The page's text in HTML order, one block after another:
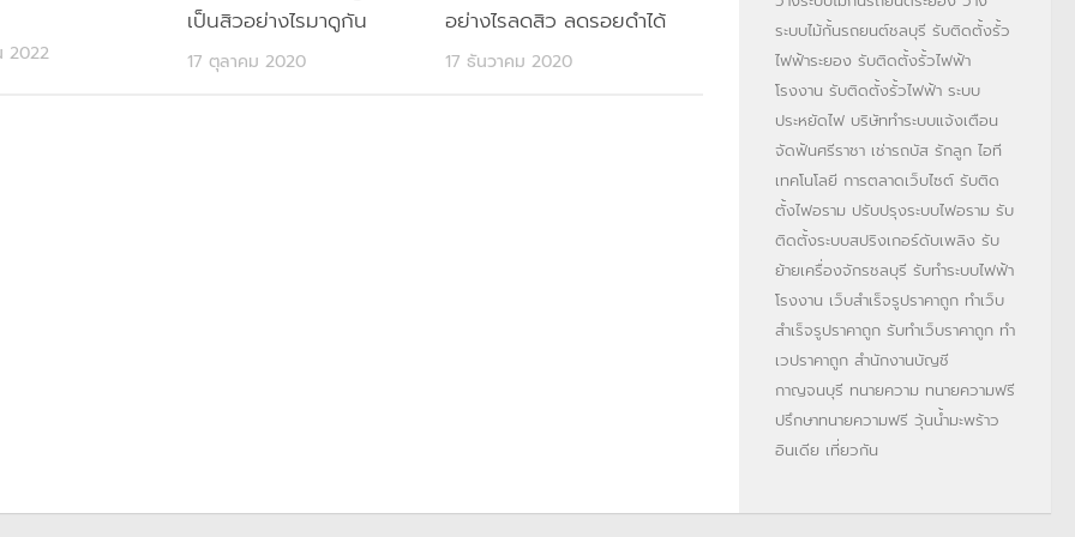
2022
เป็นสิวอย่างไรมาดูกัน
17 ตุลาคม 2020
อย่างไรลดสิว ลดรอยดำได้
17 ธันวาคม 2020
ระบบไม้กั้นรถยนต์ชลบุรี รับติดตั้งรั้ว
ไฟฟ้าระยอง รับติดตั้งรั้วไฟฟ้า
โรงงาน รับติดตั้งรั้วไฟฟ้า ระบบ
ประหยัดไฟ บริษัททำระบบแจ้งเตือน
จัดฟันศรีราชา เช่ารถบัส รักลูก ไอที
เทคโนโลยี การตลาดเว็บไซต์ รับติด
ตั้งไฟอราม ปรับปรุงระบบไฟอราม รับ
ติดตั้งระบบสปริงเกอร์ดับเพลิง รับ
ย้ายเครื่องจักรชลบุรี รับทำระบบไฟฟ้า
โรงงาน เว็บสำเร็จรูปราคาถูก ทำเว็บ
สำเร็จรูปราคาถูก รับทำเว็บราคาถูก ทำ
เวปราคาถูก สำนักงานบัญชี
กาญจนบุรี ทนายความ ทนายความฟรี
ปรึกษาทนายความฟรี วุ้นน้ำมะพร้าว
อินเดีย เที่ยวกัน